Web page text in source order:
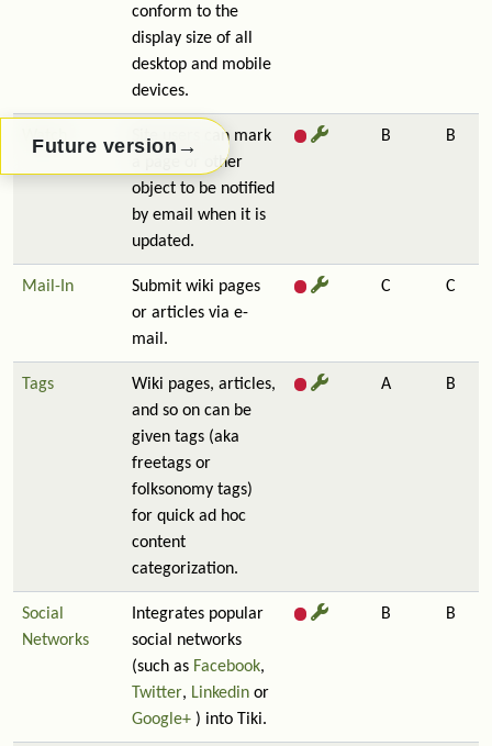
conform to the
display size of all
desktop and mobile
devices.
Watch
Site users can mark
a page or other
object to be notified
by email when it is
updated.
B B
Mail-In
Submit wiki pages
or articles via e-
mail.
C C
Tags
Wiki pages, articles,
and so on can be
given tags (aka
freetags or
folksonomy tags)
for quick ad hoc
content
categorization.
A B
Social
Networks
Integrates popular
social networks
(such as Facebook,
Twitter, Linkedin or
Google+ ) into Tiki.
B B
Future version →